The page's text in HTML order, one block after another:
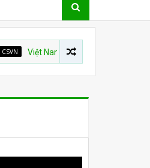
Việt Nam và con số tăng trưởng 10%: